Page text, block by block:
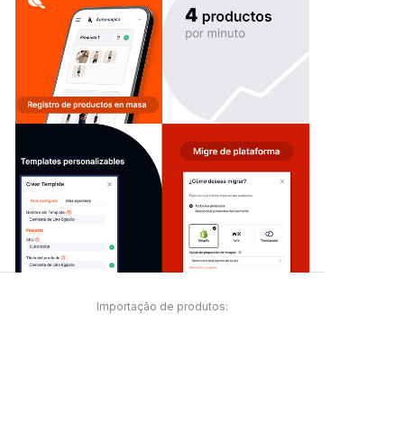
Importação de produtos: